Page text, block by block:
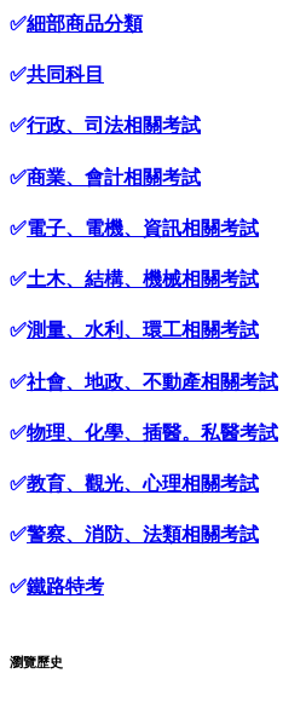
✅細部商品分類
✅共同科目
✅行政、司法相關考試
✅商業、會計相關考試
✅電子、電機、資訊相關考試
✅土木、結構、機械相關考試
✅測量、水利、環工相關考試
✅社會、地政、不動產相關考試
✅物理、化學、插醫。私醫考試
✅教育、觀光、心理相關考試
✅警察、消防、法類相關考試
✅鐵路特考
瀏覽歷史